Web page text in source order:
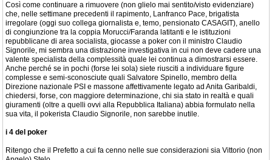
Così come continuare a rimuovere (non glielo mai sentito/visto evidenziare)
che, nelle settimane precedenti il rapimento, Lanfranco Pace, brigatista
irregolare (oggi suo collega giornalista e, temo, pensionato CASAGIT), anello
di congiunzione tra la coppia Morucci/Faranda latitanti e le istituzioni
repubblicane di area socialista, giocasse a poker con il ministro Claudio
Signorile, mi sembra una distrazione investigativa in cui non deve cadere una
valente specialista della complessità quale lei continua a dimostrarsi essere.
Anche perché se in pochi (forse lei sola) siete riusciti a individuare figure
complesse e semi-sconosciute quali Salvatore Spinello, membro della
Direzione nazionale PSI e massone affettivamente legato ad Anita Garibaldi,
chiedersi, forse, con maggiore determinazione, chi sia stato in realtà e quali
giuramenti (oltre a quelli ovvi alla Repubblica Italiana) abbia formulato nella
sua vita, il pokerista Claudio Signorile, non sarebbe inutile.
i 4 del poker
Ritengo che il Prefetto a cui fa cenno nelle sue considerazioni sia Vittorio (non